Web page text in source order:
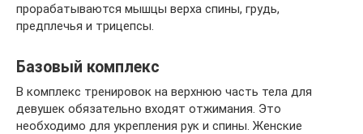
прорабатываются мышцы верха спины, грудь,
предплечья и трицепсы.
Базовый комплекс
В комплекс тренировок на верхнюю часть тела для
девушек обязательно входят отжимания. Это
необходимо для укрепления рук и спины. Женские